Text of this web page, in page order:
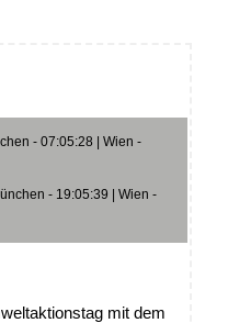
- 07:05:28 | Wien -
- 19:05:39 | Wien -
mit dem